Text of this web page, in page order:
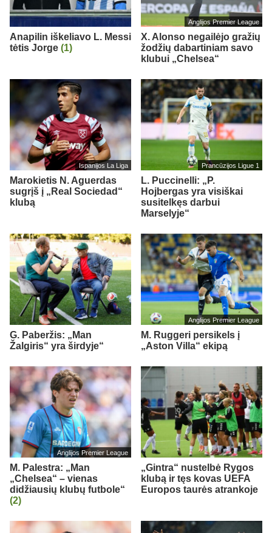
Anapilin iškeliavo L. Messi
tėtis Jorge (1)
Anglijos Premier League
X. Alonso negailėjo gražių
žodžių dabartiniam savo
klubui „Chelsea“
Ispanijos La Liga
Marokietis N. Aguerdas
sugrįš į „Real Sociedad“
klubą
Prancūzijos Ligue 1
L. Puccinelli: „P.
Hojbergas yra visiškai
susitelkęs darbui
Marselyje“
G. Paberžis: „Man
Žalgiris“ yra širdyje“
Anglijos Premier League
M. Ruggeri persikels į
„Aston Villa“ ekipą
Anglijos Premier League
M. Palestra: „Man
„Chelsea“ – vienas
didžiausių klubų futbole“
(2)
„Gintra“ nustelbė Rygos
klubą ir tęs kovas UEFA
Europos taurės atrankoje